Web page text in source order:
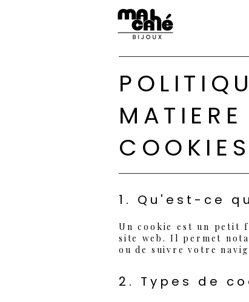
MATIERE
COOKIES
1. Qu'est-ce
Un cookie est un petit
site web. Il permet
ou de suivre votre
2. Types de